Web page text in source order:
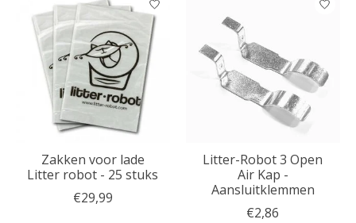
Zakken voor lade
Litter robot - 25 stuks
€29,99
Litter-Robot 3 Open
Air Kap -
Aansluitklemmen
€2,86